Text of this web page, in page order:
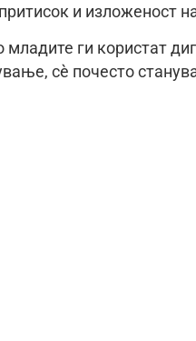
и изложеност
младите ги користат
сè почесто